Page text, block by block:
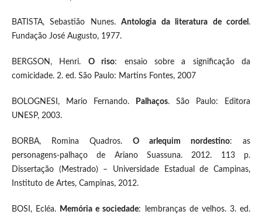
BATISTA, Sebastião Nunes.Antologia da literatura de cordel .
Fundação José Augusto, 1977.
BERGSON, Henri. O riso: ensaio sobre a significação da
comicidade. 2. ed. São Paulo: Martins Fontes, 2007
BOLOGNESI, Mario Fernando. Palhaços. São Paulo: Editora
UNESP, 2003.
BORBA, Romina Quadros. O arlequim nordestino: as
personagens-palhaço de Ariano Suassuna. 2012. 113 p.
Dissertação (Mestrado) – Universidade Estadual de Campinas,
Instituto de Artes, Campinas, 2012.
BOSI, Ecléa. Memória e sociedade: lembranças de velhos. 3. ed.